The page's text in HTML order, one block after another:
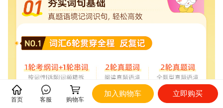
首页 客服 购物车
加入购物车 立即购买